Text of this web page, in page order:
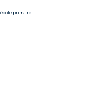
école primaire